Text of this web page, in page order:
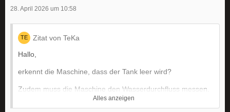
28. April 2026 um 10:58
Zitat von TeKa
Hallo,
erkennt die Maschine, dass der Tank leer wird?
Zudem muss die Maschine den Wasserdurchfluss messen.
Funktioniert der Durchflussmesser? Bitte die Steckkontakte
Alles anzeigen